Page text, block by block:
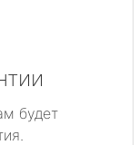
будет